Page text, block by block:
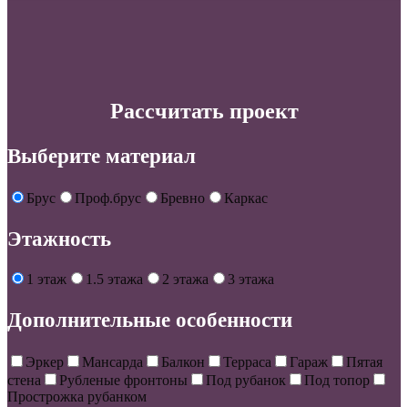
Рассчитать проект
Выберите материал
Брус Проф.брус Бревно Каркас
Этажность
1 этаж 1.5 этажа 2 этажа 3 этажа
Дополнительные особенности
Эркер Мансарда Балкон Терраса Гараж
Пятая
стена
Рубленые фронтоны Под рубанок
Под топор
Прострожка рубанком